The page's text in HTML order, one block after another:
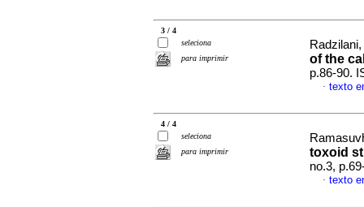
3 / 4
seleciona
para imprimir
of the
p.86-90.
· texto
4 / 4
seleciona
para imprimir
toxoid
no.3,
· texto